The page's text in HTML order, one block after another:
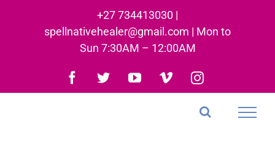
+27 734413030 |
spellnativehealer@gmail.com | Mon to
Sun 7:30AM – 12:00AM
Facebook
TwitterYouTubeVimeoInstagram